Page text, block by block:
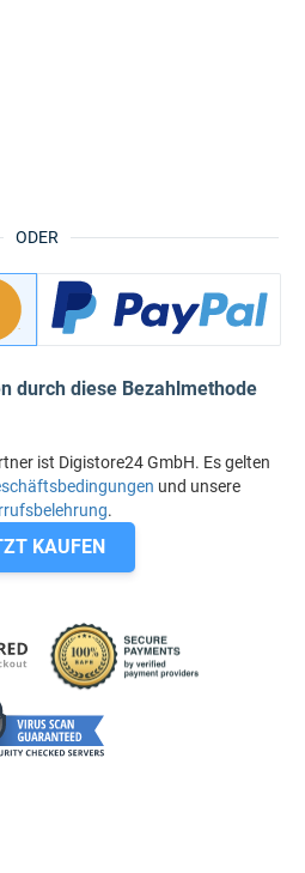
ODER
durch diese Bezahlmethode
ist Digistore24 GmbH. Es gelten
und unsere
.
KAUFEN